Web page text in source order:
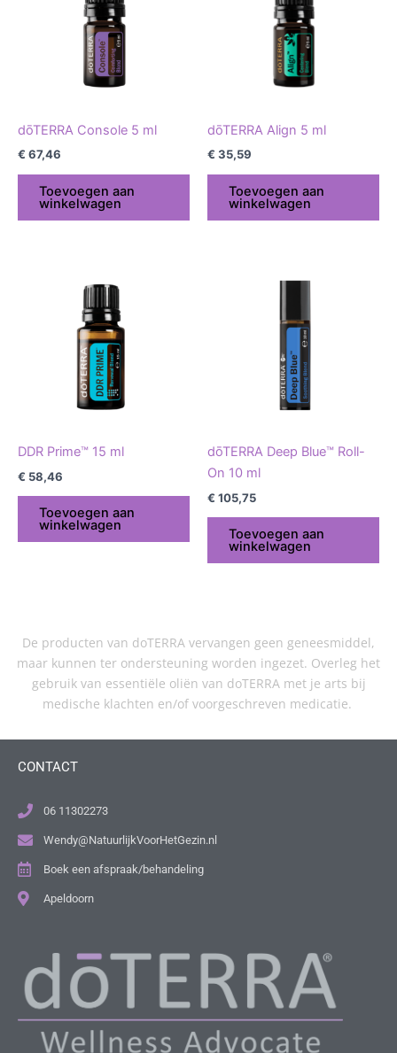
dōTERRA Console 5 ml
€ 67,46
Toevoegen aan
winkelwagen
dōTERRA Align 5 ml
€ 35,59
Toevoegen aan
winkelwagen
DDR Prime™ 15 ml
€ 58,46
Toevoegen aan
winkelwagen
dōTERRA Deep Blue™ Roll-
On 10 ml
€ 105,75
Toevoegen aan
winkelwagen
De producten van doTERRA vervangen geen geneesmiddel,
maar kunnen ter ondersteuning worden ingezet. Overleg het
gebruik van essentiële oliën van doTERRA met je arts bij
medische klachten en/of voorgeschreven medicatie.
CONTACT
06 11302273
Wendy@NatuurlijkVoorHetGezin.nl
Boek een afspraak/behandeling
Apeldoorn